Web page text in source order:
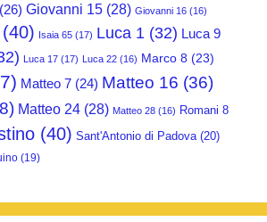
(26) Giovanni 15 (28) Giovanni 16 (16)
(40) Isaia 65 (17) Luca 1 (32) Luca 9
Luca 17 (17) Luca 22 (16) Marco 8 (23)
Matteo 7 (24) Matteo 16 (36)
Matteo 24 (28) Matteo 28 (16) Romani 8
(40) Sant'Antonio di Padova(20)
(19)